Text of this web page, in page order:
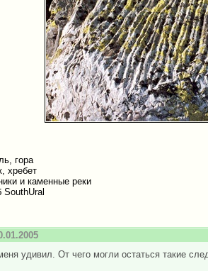
гора
хребет
и каменные реки
SouthUral
удивил. От чего могли остаться такие